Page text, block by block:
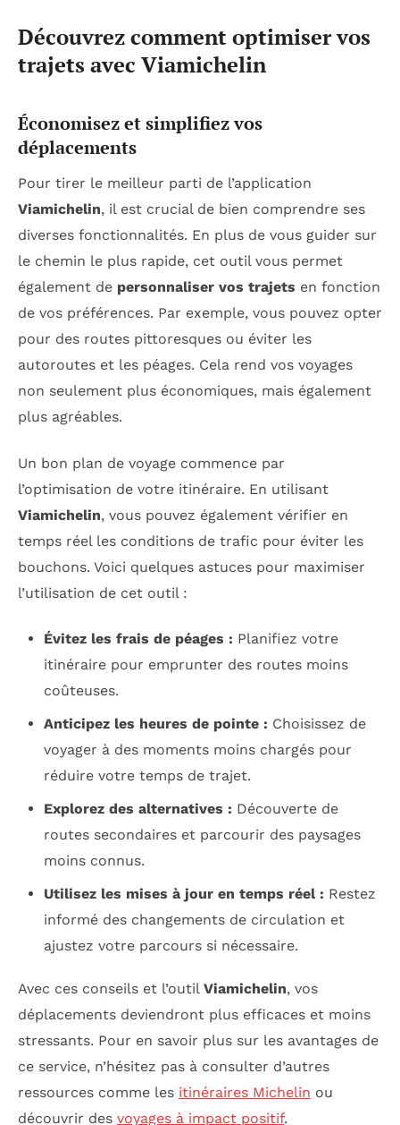
Découvrez comment optimiser vos
trajets avec Viamichelin
Économisez et simplifiez vos
déplacements
Pour tirer le meilleur parti de l’application
Viamichelin, il est crucial de bien comprendre ses
diverses fonctionnalités. En plus de vous guider sur
le chemin le plus rapide, cet outil vous permet
également de personnaliser vos trajets en fonction
de vos préférences. Par exemple, vous pouvez opter
pour des routes pittoresques ou éviter les
autoroutes et les péages. Cela rend vos voyages
non seulement plus économiques, mais également
plus agréables.
Un bon plan de voyage commence par
l’optimisation de votre itinéraire. En utilisant
Viamichelin, vous pouvez également vérifier en
temps réel les conditions de trafic pour éviter les
bouchons. Voici quelques astuces pour maximiser
l’utilisation de cet outil :
Évitez les frais de péages : Planifiez votre
itinéraire pour emprunter des routes moins
coûteuses.
Anticipez les heures de pointe : Choisissez de
voyager à des moments moins chargés pour
réduire votre temps de trajet.
Explorez des alternatives : Découverte de
routes secondaires et parcourir des paysages
moins connus.
Utilisez les mises à jour en temps réel : Restez
informé des changements de circulation et
ajustez votre parcours si nécessaire.
Avec ces conseils et l’outil Viamichelin, vos
déplacements deviendront plus efficaces et moins
stressants. Pour en savoir plus sur les avantages de
ce service, n’hésitez pas à consulter d’autres
ressources comme les itinéraires Michelin ou
découvrir des voyages à impact positif.